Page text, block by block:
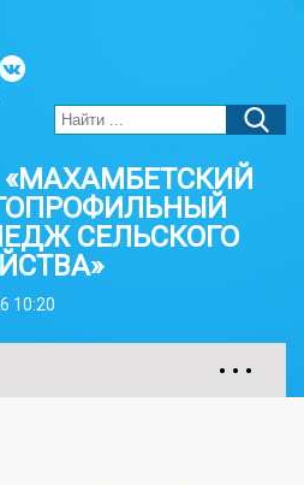
«МАХАМБЕТСКИЙ
СЕЛЬСКОГО
10:20
• • •